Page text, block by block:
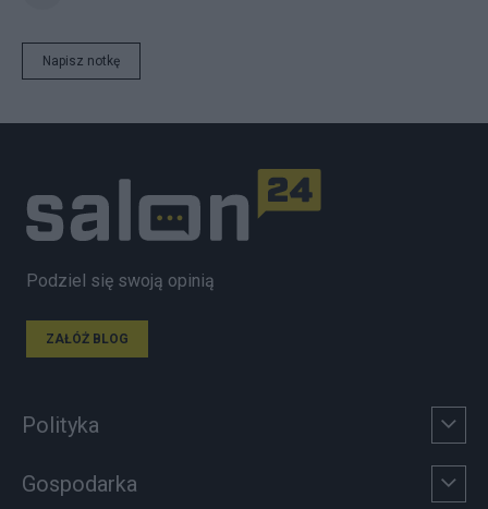
Napisz notkę
Podziel się swoją opinią
ZAŁÓŻ BLOG
Polityka
Gospodarka